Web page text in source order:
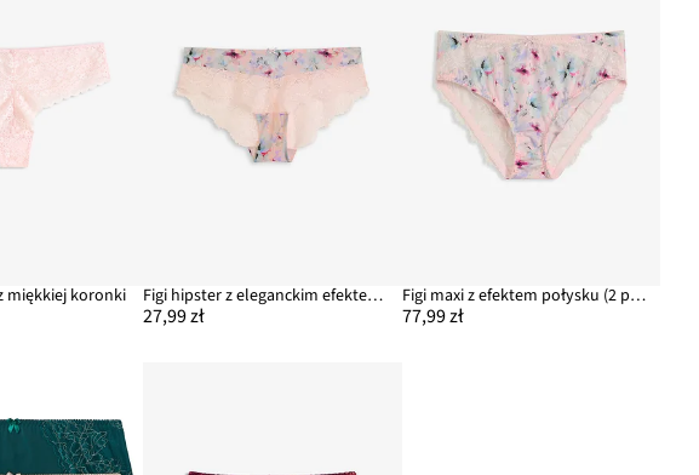
miękkiej koronki Figi hipster z eleganckim efektem połysku
27,99 zł
Figi maxi z efektem połysku (2 pary)
77,99 zł